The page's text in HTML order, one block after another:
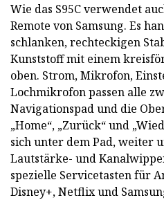
Wie das S95C verwendet
Remote von Samsung. Es
schlanken, rechteckigen
Kunststoff mit einem
oben. Strom, Mikrofon,
Lochmikrofon passen alle
Navigationspad und die
„Home“, „Zurück“ und
sich unter dem Pad, weiter
Lautstärke- und
spezielle Servicetasten für
Disney+, Netflix und